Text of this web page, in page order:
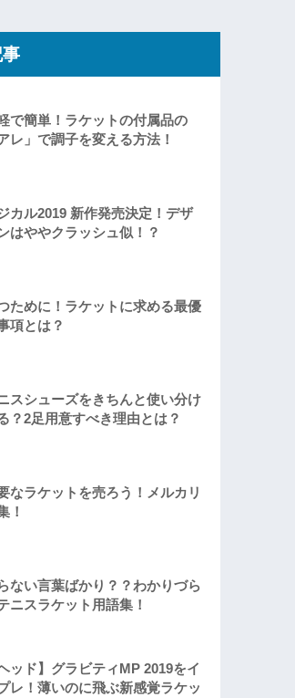
で簡単！ラケットの付属品の
アレ」で調子を変える方法！
カル2019 新作発売決定！デザ
はややクラッシュ似！？
ために！ラケットに求める最優
項とは？
スシューズをきちんと使い分け
？2足用意すべき理由とは？
なラケットを売ろう！メルカリ
！
ない言葉ばかり？？わかりづら
ニスラケット用語集！
ヘッド】グラビティMP 2019をイ
レ！薄いのに飛ぶ新感覚ラケッ